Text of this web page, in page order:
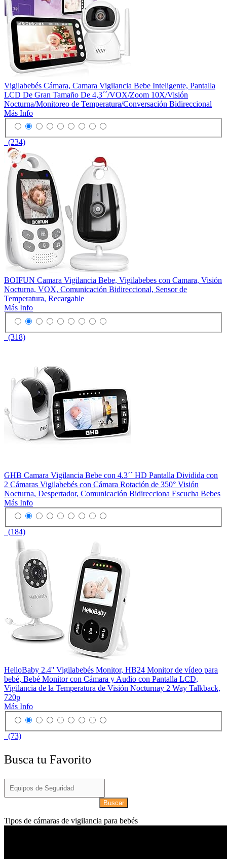
Vigilabebés Cámara, Camara Vigilancia Bebe Inteligente, Pantalla
LCD De Gran Tamaño De 4,3´´/VOX/Zoom 10X/Visión
Nocturna/Monitoreo de Temperatura/Conversación Bidireccional
Más Info
(234)
BOIFUN Camara Vigilancia Bebe, Vigilabebes con Camara, Visión
Nocturna, VOX, Comunicación Bidireccional, Sensor de
Temperatura, Recargable
Más Info
(318)
GHB Camara Vigilancia Bebe con 4.3´´ HD Pantalla Dividida con
2 Cámaras Vigilabebés con Cámara Rotación de 350° Visión
Nocturna, Despertador, Comunicación Bidirecciona Escucha Bebes
Más Info
(184)
HelloBaby 2.4'' Vigilabebés Monitor, HB24 Monitor de vídeo para
bebé, Bebé Monitor con Cámara y Audio con Pantalla LCD,
Vigilancia de la Temperatura de Visión Nocturnay 2 Way Talkback,
720p
Más Info
(73)
Busca tu Favorito
Buscar
Tipos de cámaras de vigilancia para bebés